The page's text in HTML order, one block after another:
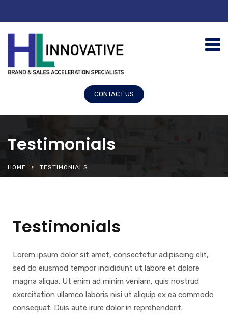
CONTACT US
Testimonials
HOME TESTIMONIALS
Testimonials
Lorem ipsum dolor sit amet, consectetur adipiscing elit,
sed do eiusmod tempor incididunt ut labore et dolore
magna aliqua. Ut enim ad minim veniam, quis nostrud
exercitation ullamco laboris nisi ut aliquip ex ea commodo
consequat. Duis aute irure dolor in reprehenderit.